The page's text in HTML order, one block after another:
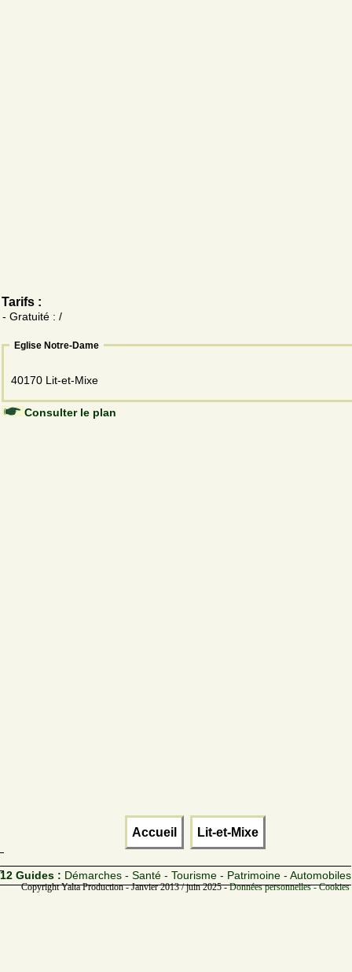
Tarifs :
- Gratuité : /
Eglise Notre-Dame
40170 Lit-et-Mixe
Consulter le plan
Accueil Lit-et-Mixe
12 Guides : Démarches - Santé - Tourisme - Patrimoine - Automobiles
Copyright Yalta Production - Janvier 2013 / juin 2025 -Données personnelles -